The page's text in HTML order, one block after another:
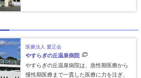
医療法人 愛正会
やすらぎの丘温泉病院
やすらぎの丘温泉病院は、急性期医療から
慢性期医療まで一貫した医療に力を注ぎ、